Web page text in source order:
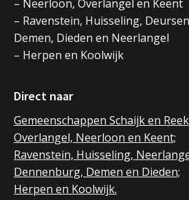
– Neerloon, Overlangel en Keent
– Ravenstein, Huisseling,
Demen, Dieden en Neerlangel
– Herpen en Koolwijk
Direct naar
Gemeenschappen Schaijk en
Overlangel, Neerloon en Keent;
Ravenstein, Huisseling,
Dennenburg, Demen en Dieden;
Herpen en Koolwijk.